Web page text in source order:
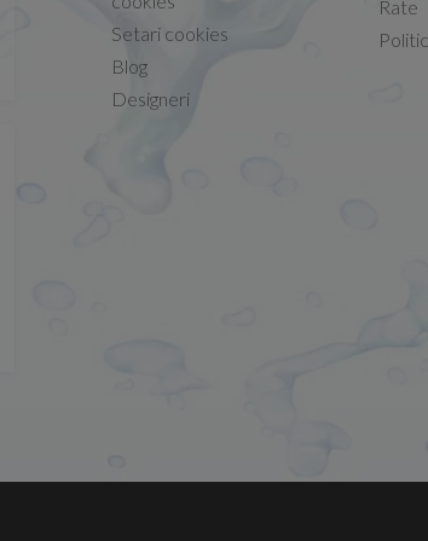
13.02.2026
Setari cookies
Blog
Designeri
Rate